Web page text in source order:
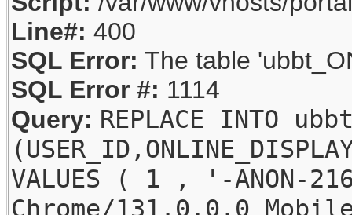
Line#: 400
SQL Error: The table
SQL Error #: 1114
Query: REPLACE INTO
VALUES ( 1 , '-
Chrome/131.0.0.0